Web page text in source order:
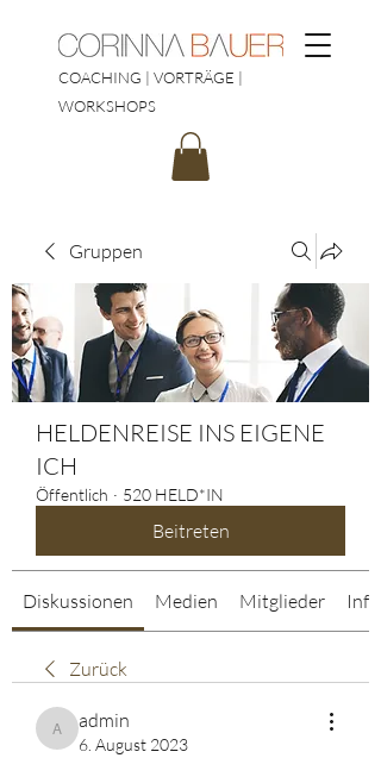
COACHING | VORTRÄGE |
WORKSHOPS
Gruppen
HELDENREISE INS EIGENE
ICH
Öffentlich · 520 HELD*IN
Beitreten
Diskussionen Medien Mitglieder Info
Zurück
admin
admin
6. August 2023